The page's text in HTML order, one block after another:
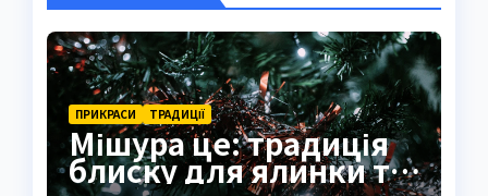
ПРИКРАСИ ТРАДИЦІЇ
Мішура це: традиція
блиску для ялинки та